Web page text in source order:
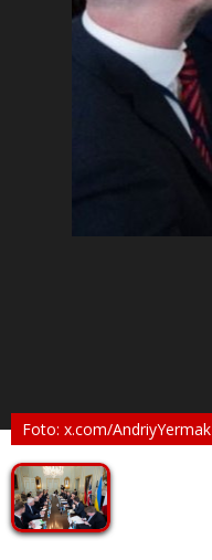
Foto: x.com/AndriyYermak